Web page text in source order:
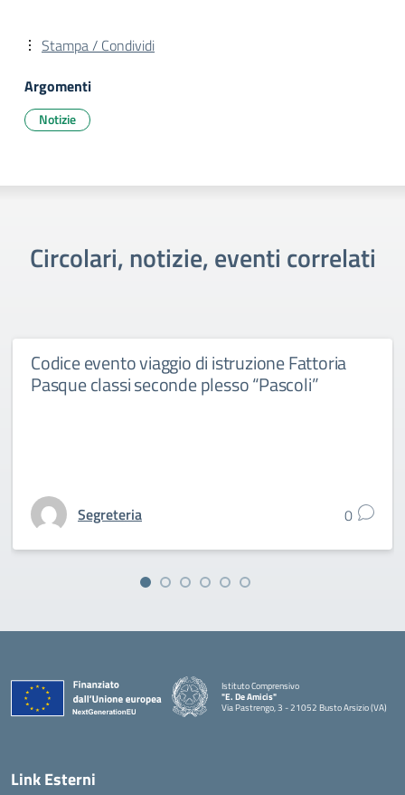
Stampa / Condividi
Argomenti
Notizie
Circolari, notizie, eventi correlati
Codice evento viaggio di istruzione Fattoria
Pasque classi seconde plesso “Pascoli”
Segreteria 0
Istituto Comprensivo
"E. De Amicis"
Via Pastrengo, 3 - 21052 Busto Arsizio (VA)
Link Esterni